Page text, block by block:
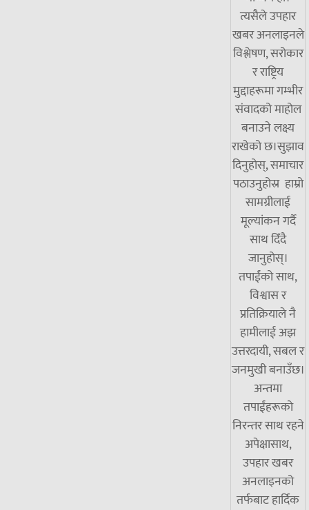
त्यसैले उपहार
खबर अनलाइनले
विश्लेषण, सरोकार
र राष्ट्रिय
मुद्दाहरूमा गम्भीर
संवादको माहोल
बनाउने लक्ष्य
राखेको छ।सुझाव
दिनुहोस्, समाचार
पठाउनुहोस्र हाम्रो
सामग्रीलाई
मूल्यांकन गर्दै
साथ दिँदै
जानुहोस्।
तपाईंको साथ,
विश्वास र
प्रतिक्रियाले नै
हामीलाई अझ
उत्तरदायी, सबल र
जनमुखी बनाउँछ।
अन्तमा
तपाईंहरूको
निरन्तर साथ रहने
अपेक्षासाथ,
उपहार खबर
अनलाइनको
तर्फबाट हार्दिक